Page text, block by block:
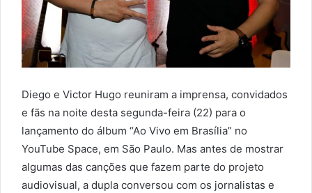
Diego e Victor Hugo reuniram a imprensa, convidados
e fãs na noite desta segunda-feira (22) para o
lançamento do álbum “Ao Vivo em Brasília” no
YouTube Space, em São Paulo. Mas antes de mostrar
algumas das canções que fazem parte do projeto
audiovisual, a dupla conversou com os jornalistas e